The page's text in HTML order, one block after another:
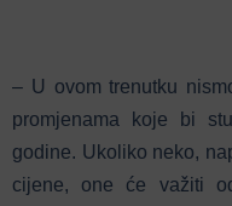
– U ovom trenutku
promjenama koje bi
godine. Ukoliko neko,
cijene, one će važiti